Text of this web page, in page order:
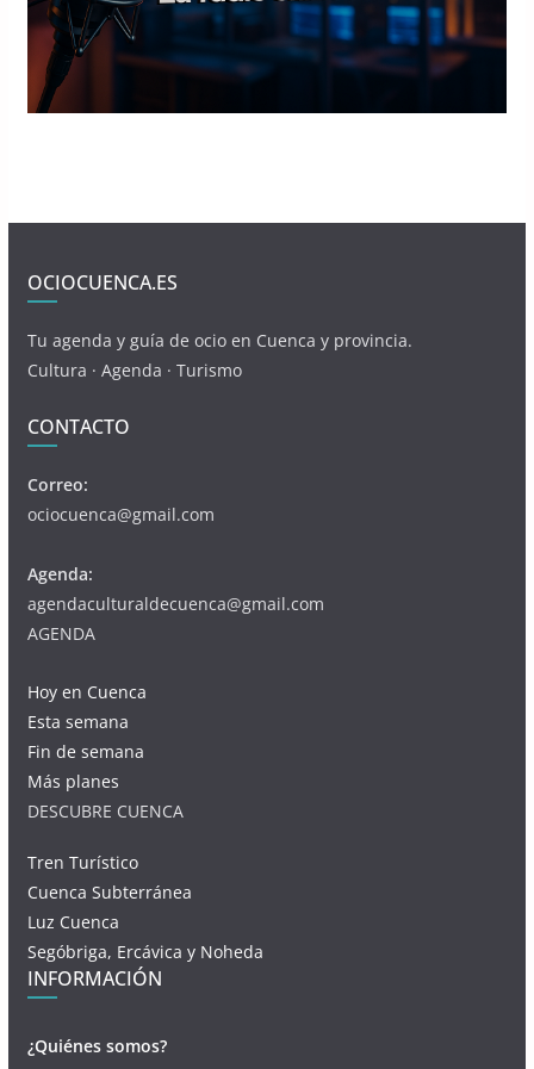
OCIOCUENCA.ES
Tu agenda y guía de ocio en Cuenca y provincia.
Cultura · Agenda · Turismo
CONTACTO
Correo:
ociocuenca@gmail.com
Agenda:
agendaculturaldecuenca@gmail.com
AGENDA
Hoy en Cuenca
Esta semana
Fin de semana
Más planes
DESCUBRE CUENCA
Tren Turístico
Cuenca Subterránea
Luz Cuenca
Segóbriga, Ercávica y Noheda
INFORMACIÓN
¿Quiénes somos?